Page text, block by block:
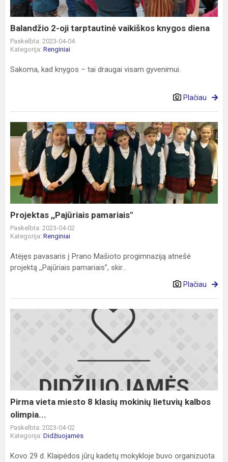
diena
Balandžio 2-oji tarptautinė vaikiškos knygos diena
Paskelbta: 2023-04-04
Kategorija: Renginiai
Sakoma, kad knygos – tai draugai visam gyvenimui.
Plačiau
Projektas
,,Pajūriais
pamariais"
Projektas ,,Pajūriais pamariais"
Paskelbta: 2023-04-02
Kategorija: Renginiai
Atėjęs pavasaris į Prano Mašioto progimnaziją atnešė
projektą ,,Pajūriais pamariais”, skir...
Plačiau
Pirma
kalbos
olimpia...
Pirma vieta miesto 8 klasių mokinių lietuvių kalbos
olimpia...
Paskelbta: 2023-04-02
Kategorija: Didžiuojamės
Kovo 29 d. Klaipėdos jūrų kadetų mokykloje buvo organizuota